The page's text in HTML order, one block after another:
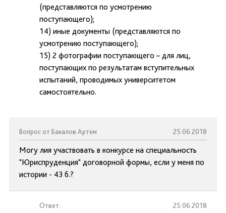
(представляются по усмотрению
поступающего);
14) иные документы (представляются по
усмотрению поступающего);
15) 2 фотографии поступающего – для лиц,
поступающих по результатам вступительных
испытаний, проводимых университетом
самостоятельно.
Вопрос от Бакалов Артем 25.06.2018
Могу лия участвовать в конкурсе на специальность
"Юриспруденция" договорной формы, если у меня по
истории - 43 б.?
Ответ: 25.06.2018